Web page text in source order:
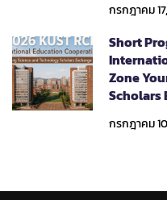
กรกฎาคม
Short
Zone
Scholars
กรกฎาคม